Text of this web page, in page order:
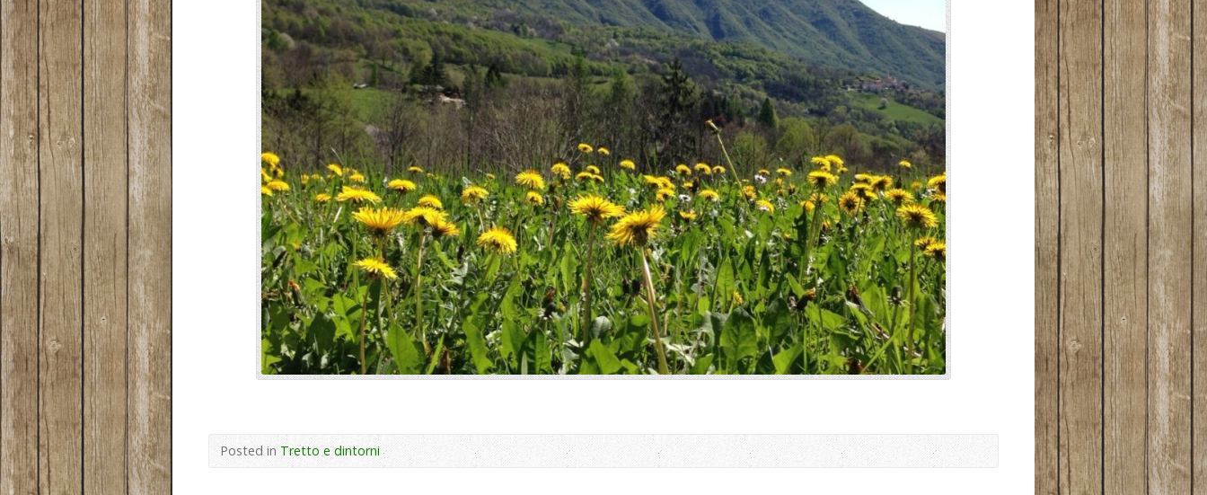
Posted inTretto e dintorni